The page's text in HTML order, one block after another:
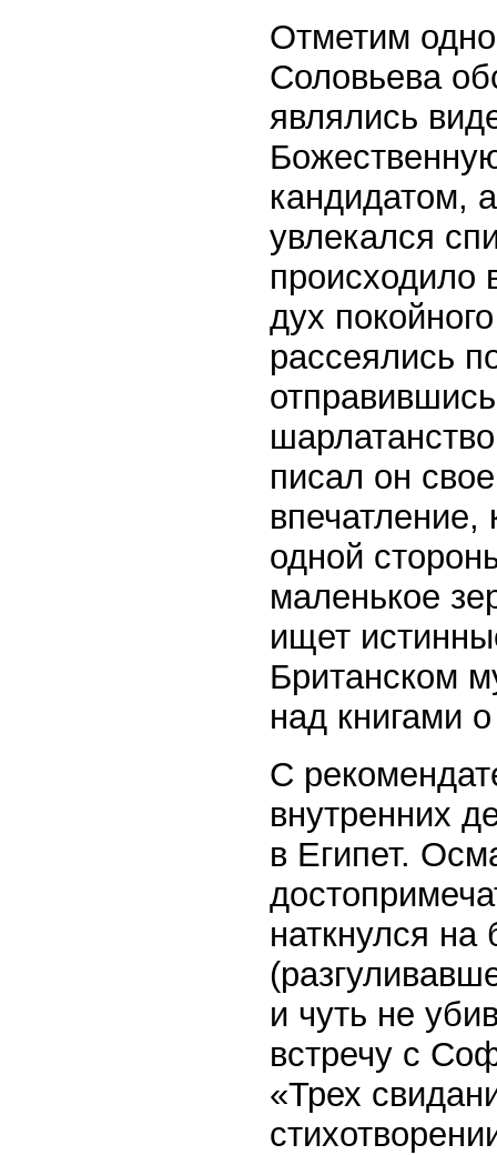
Отметим
Соловьева
являлись
кандидатом,
увлекался
происходило
дух
рассеялись
писал он
одной
маленькое
ищет
Британском
над книгами
С
внутренних
в Египет.
наткнулся на
и чуть не
встречу с
«Трех